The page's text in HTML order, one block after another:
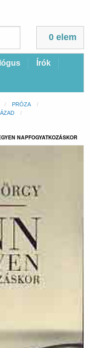
0 elem
Írók
PRÓZA
NAPFOGYATKOZÁSKOR